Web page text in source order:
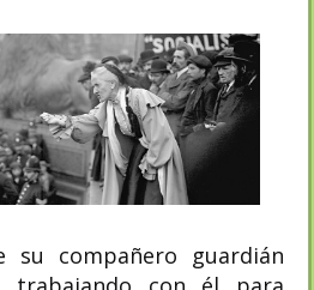
su compañero guardián